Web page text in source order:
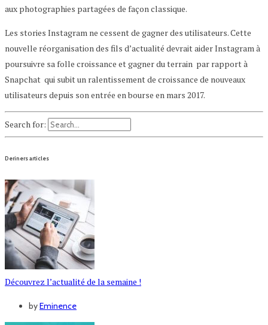
aux photographies partagées de façon classique.
Les stories Instagram ne cessent de gagner des utilisateurs. Cette
nouvelle réorganisation des fils d’actualité devrait aider Instagram à
poursuivre sa folle croissance et gagner du terrain par rapport à
Snapchat qui subit un ralentissement de croissance de nouveaux
utilisateurs depuis son entrée en bourse en mars 2017.
Search for:
Deriners articles
Découvrez l’actualité de la semaine !
byEminence